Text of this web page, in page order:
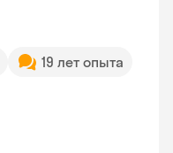
19 лет опыта